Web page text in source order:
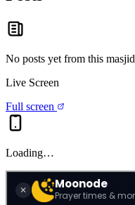
No posts yet from this masjid
Live Screen
Full screen
Loading…